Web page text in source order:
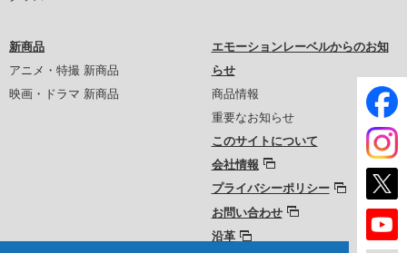
新商品
アニメ・特撮 新商品
映画・ドラマ 新商品
エモーションレーベルからのお知
らせ
商品情報
重要なお知らせ
このサイトについて
会社情報
プライバシーポリシー
お問い合わせ
沿革